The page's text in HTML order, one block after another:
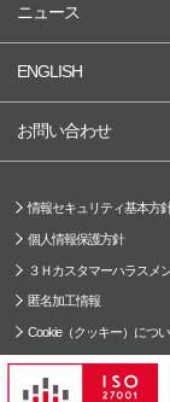
ニュース
ENGLISH
お問い合わせ
情報セキュリティ基本方
個人情報保護方針
３Ｈカスタマーハラスメ
匿名加工情報
Cookie（クッキー）につ